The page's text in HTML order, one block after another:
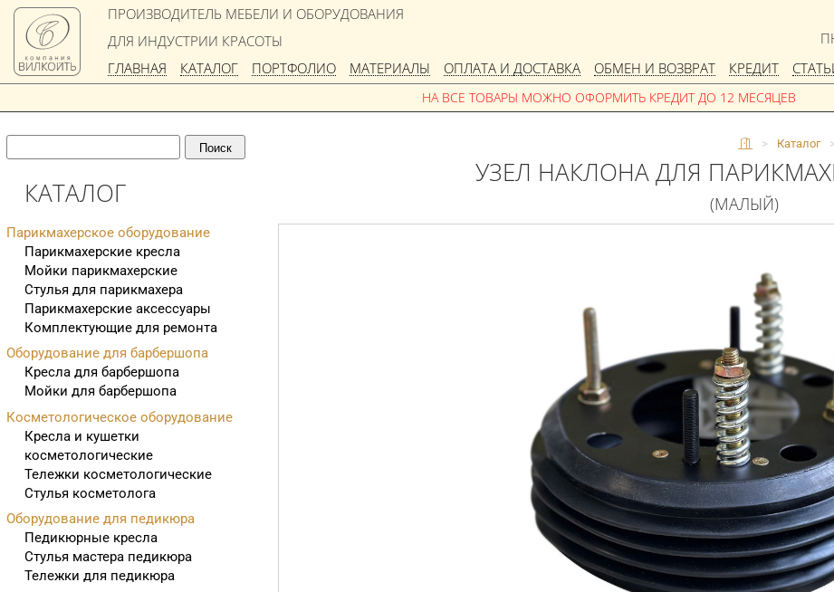
ПРОИЗВОДИТЕЛЬ МЕБЕЛИ И ОБОРУДОВАНИЯ
ДЛЯ ИНДУСТРИИ КРАСОТЫ
ГЛАВНАЯ
КАТАЛОГ ПОРТФОЛИО МАТЕРИАЛЫ ОПЛАТА И ДОСТАВКА ОБМЕН И ВОЗВРАТ КРЕДИТ
> Каталог >
УЗЕЛ НАКЛОНА ДЛЯ
(МАЛЫЙ)
КАТАЛОГ
Парикмахерское оборудование
Парикмахерские кресла
Мойки парикмахерские
Стулья для парикмахера
Парикмахерские аксессуары
Комплектующие для ремонта
Оборудование для барбершопа
Кресла для барбершопа
Мойки для барбершопа
Косметологическое оборудование
Кресла и кушетки
косметологические
Тележки косметологические
Стулья косметолога
Оборудование для педикюра
Педикюрные кресла
Стулья мастера педикюра
Тележки для педикюра